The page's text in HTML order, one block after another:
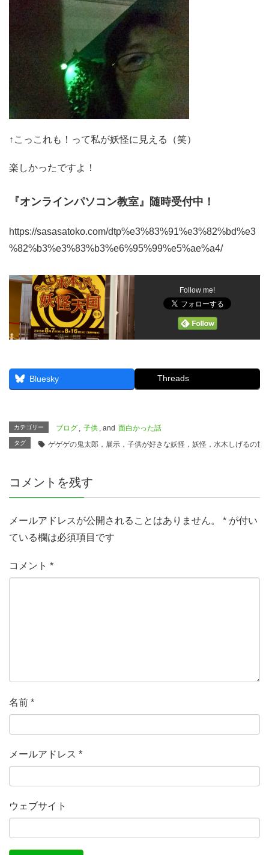
↑こっこれも！って私が妖怪に見える（笑）
楽しかったですよ！
『オンラインパソコン教室』随時受付中！
https://sasasatoko.com/dtp%e3%83%91%e3%82%bd%e3
%82%b3%e3%83%b3%e6%95%99%e5%ae%a4/
Follow me!
Bluesky Threads
カテゴリー ブログ , 子供 , and 面白かった話
タグ ゲゲゲの鬼太郎，展示，子供が好きな妖怪，妖怪，水木しげるの
コメントを残す
メールアドレスが公開されることはありません。 * が付い
ている欄は必須項目です
コメント *
名前 *
メールアドレス *
ウェブサイト